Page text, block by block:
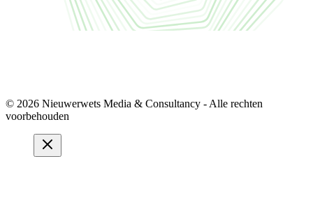
© 2026 Nieuwerwets Media & Consultancy - Alle rechten
voorbehouden